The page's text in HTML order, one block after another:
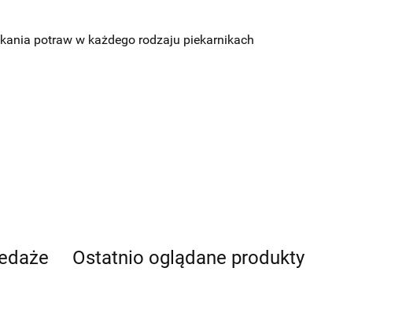
potraw w każdego rodzaju piekarnikach
Ostatnio oglądane produkty